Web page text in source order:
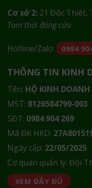
Cơ sở 2: 21 Đốc Thiết,
Tạm thời đóng cửa
Hotline/Zalo: 0984
THÔNG TIN KINH
Tên: HỘ KINH
MST: 8126584799-003
SĐT: 0984 904 269
Mã ĐK HKD:
Ngày cấp: 22/05/2025
Cơ quan quản lý: Đội
XEM ĐẦY ĐỦ